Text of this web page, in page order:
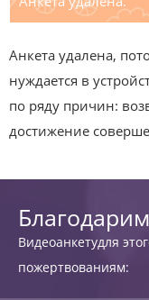
Анкета удалена,
нуждается в
по ряду причин:
достижение
Видеоанкетудля
пожертвованиям: